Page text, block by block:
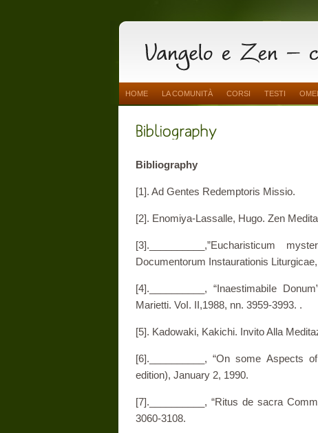
HOME LA COMUNITÀ CORSI TESTI
Bibliography
[1]. Ad Gentes Redemptoris Missio.
[2]. Enomiya-Lassalle, Hugo. Zen­
[3].__________,”Eucharisticum
Documentorum In­staurationis
[4].__________, “InaestimabiIe
Marietti. VoI. II,1988, nn. 3959-3993. .
[5]. Kadowaki, Kakichi. Invito Alla
[6].__________, “On some Aspects
edition), January 2, 1990.
[7].__________, “Ritus de sacra
3060-3108.